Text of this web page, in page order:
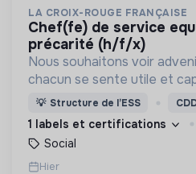
LA CROIX-ROUGE FRANÇAISE
chef(fe) de service equipe mobile santé
précarité (h/f/x)
Nous souhaitons voir
chacun se sente utile et
nous proposons des
d’engagement innovants et
💡 Structure de l’ESS
1 labels et certifications
Social
Hier